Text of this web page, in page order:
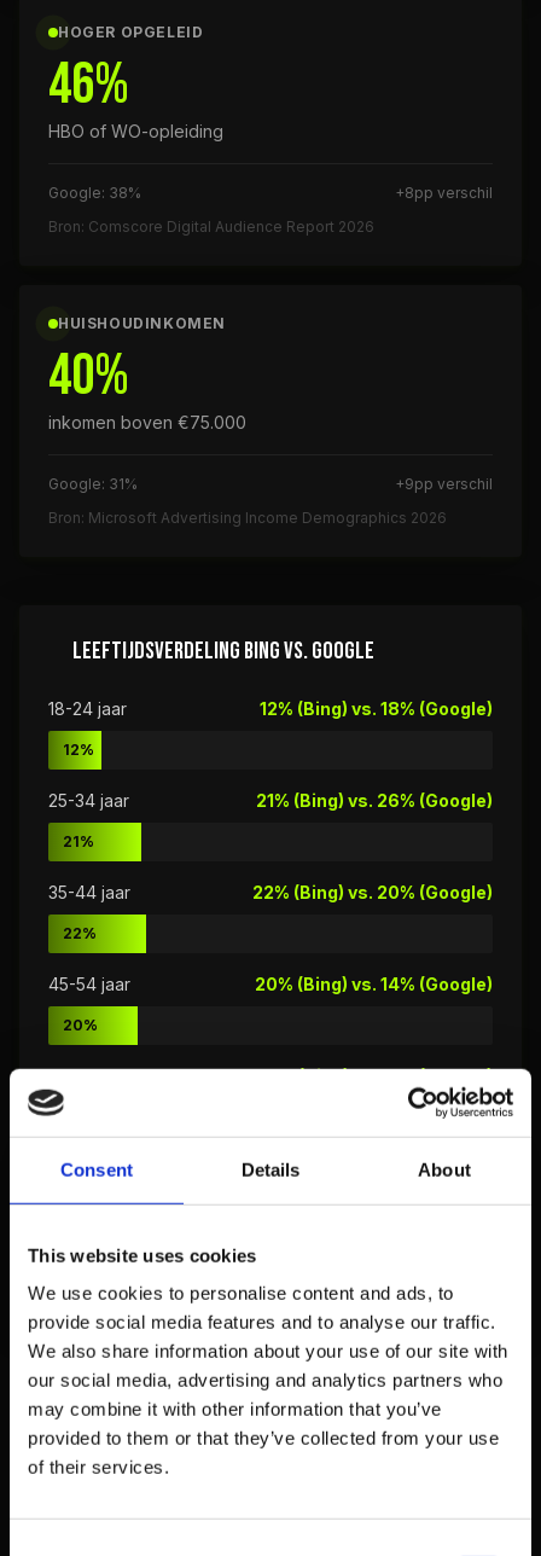
Consent Details About
This website uses cookies
We use cookies to personalise content and ads, to
provide social media features and to analyse our traffic.
We also share information about your use of our site with
our social media, advertising and analytics partners who
may combine it with other information that you’ve
provided to them or that they’ve collected from your use
of their services.
HOGER OPGELEID
46%
HBO of WO-opleiding
Google: 38%
+8pp verschil
Bron: Comscore Digital Audience Report 2026
HUISHOUDINKOMEN
40%
inkomen boven €75.000
Google: 31%
+9pp verschil
Bron: Microsoft Advertising Income Demographics 2026
LEEFTIJDSVERDELING BING VS. GOOGLE
18-24 jaar 12% (Bing) vs. 18% (Google)
12%
25-34 jaar 21% (Bing) vs. 26% (Google)
21%
35-44 jaar 22% (Bing) vs. 20% (Google)
22%
45-54 jaar 20% (Bing) vs. 14% (Google)
20%
55-64 jaar 15% (Bing) vs. 12% (Google)
65+ jaar 10% (Bing) vs. 10% (Google)
10%
Bron: Microsoft Advertising Audience Insights 2026,
De gemiddelde Bing-gebruiker is 45 jaar oud,
versus 38 jaar voor de gemiddelde Google-
gebruiker. Dit maakt Bing bijzonder waardevol
voor adverteerders die een ouder, koopkrachtiger